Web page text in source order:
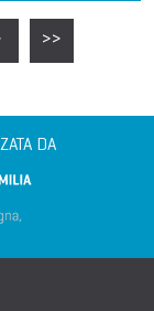
>>
DA